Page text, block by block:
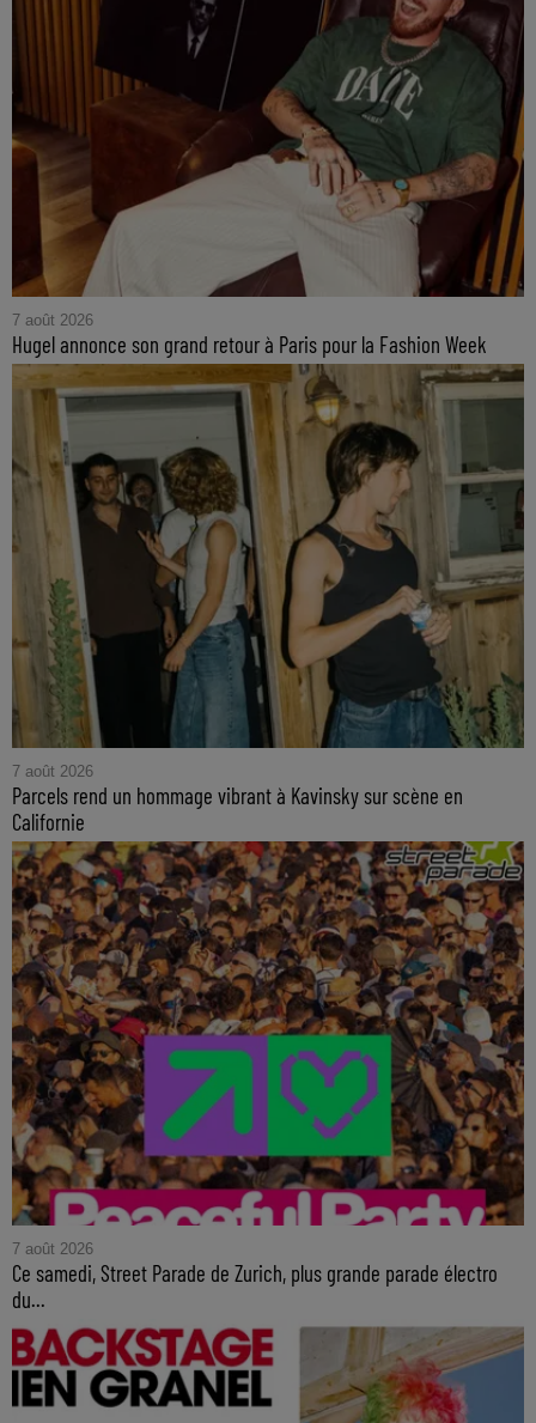
7 août 2026
Hugel annonce son grand retour à Paris pour la Fashion Week
7 août 2026
Parcels rend un hommage vibrant à Kavinsky sur scène en
Californie
7 août 2026
Ce samedi, Street Parade de Zurich, plus grande parade électro
du...